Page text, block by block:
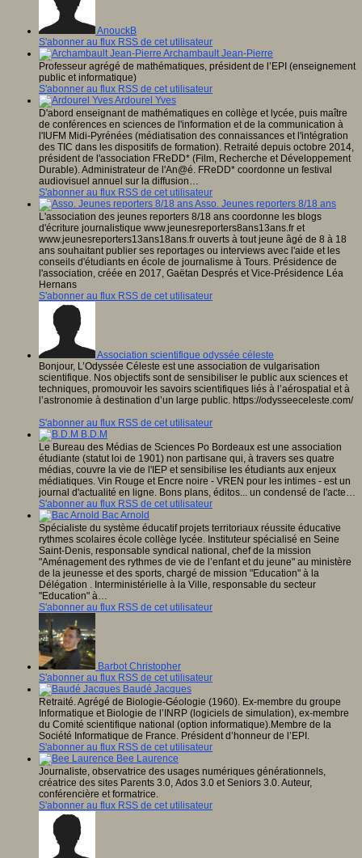
AnouckB
S'abonner au flux RSS de cet utilisateur
Archambault Jean-Pierre
Professeur agrégé de mathématiques, président de l’EPI (enseignement
public et informatique)
S'abonner au flux RSS de cet utilisateur
Ardourel Yves
D'abord enseignant de mathématiques en collège et lycée, puis maître
de conférences en sciences de l'information et de la communication à
l'IUFM Midi-Pyrénées (médiatisation des connaissances et l'intégration
des TIC dans les dispositifs de formation). Retraité depuis octobre 2014,
président de l'association FReDD* (Film, Recherche et Développement
Durable). Administrateur de l'An@é. FReDD* coordonne un festival
audiovisuel annuel sur la diffusion…
S'abonner au flux RSS de cet utilisateur
Asso. Jeunes reporters 8/18 ans
L'association des jeunes reporters 8/18 ans coordonne les blogs
d'écriture journalistique www.jeunesreporters8ans13ans.fr et
www.jeunesreporters13ans18ans.fr ouverts à tout jeune âgé de 8 à 18
ans souhaitant publier ses reportages ou interviews avec l'aide et les
conseils d'étudiants en école de journalisme à Tours. Présidence de
l'association, créée en 2017, Gaëtan Després et Vice-Présidence Léa
Hernans
S'abonner au flux RSS de cet utilisateur
Association scientifique odyssée céleste
Bonjour, L’Odyssée Céleste est une association de vulgarisation
scientifique. Nos objectifs sont de sensibiliser le public aux sciences et
techniques, promouvoir les savoirs scientifiques liés à l’aérospatial et à
l’astronomie à destination d’un large public. https://odysseeceleste.com/
S'abonner au flux RSS de cet utilisateur
B.D.M
Le Bureau des Médias de Sciences Po Bordeaux est une association
étudiante (statut loi de 1901) non partisane qui, à travers ses quatre
médias, couvre la vie de l'IEP et sensibilise les étudiants aux enjeux
médiatiques. Vin Rouge et Encre noire - VREN pour les intimes - est un
journal d'actualité en ligne. Bons plans, éditos... un condensé de l'acte…
S'abonner au flux RSS de cet utilisateur
Bac Arnold
Spécialiste du système éducatif projets territoriaux réussite éducative
rythmes scolaires école collège lycée. Instituteur spécialisé en Seine
Saint-Denis, responsable syndical national, chef de la mission
"Aménagement des rythmes de vie de l’enfant et du jeune" au ministère
de la jeunesse et des sports, chargé de mission "Education" à la
Délégation . Interministérielle à la Ville, responsable du secteur
"Education" à…
S'abonner au flux RSS de cet utilisateur
Barbot Christopher
S'abonner au flux RSS de cet utilisateur
Baudé Jacques
Retraité. Agrégé de Biologie-Géologie (1960). Ex-membre du groupe
Informatique et Biologie de l’INRP (logiciels de simulation), ex-membre
du Comité scientifique national (option informatique).Membre de la
Société Informatique de France. Président d’honneur de l’EPI.
S'abonner au flux RSS de cet utilisateur
Bee Laurence
Journaliste, observatrice des usages numériques générationnels,
créatrice des sites Parents 3.0, Ados 3.0 et Seniors 3.0. Auteur,
conférencière et formatrice.
S'abonner au flux RSS de cet utilisateur